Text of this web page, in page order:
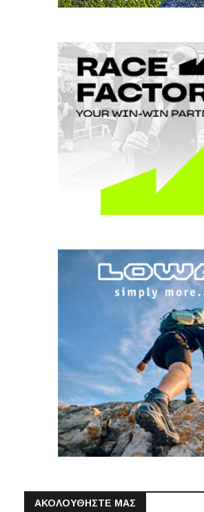
ΑΚΟΛΟΥΘΗΣΤΕ ΜΑΣ